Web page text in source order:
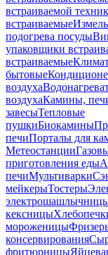
встраиваемой
встраиваемые
подогрева посуды
упаковщики
встраиваемые
бытовые
воздуха
воздухаКамины,
завесыТепловые
пушкиБиокамины
печиПорталы для
Метеостанции
приготовления еды
печиМультиварки
мейкерыТостеры
кексницы
мороженицы
консервирования
фритюрницы